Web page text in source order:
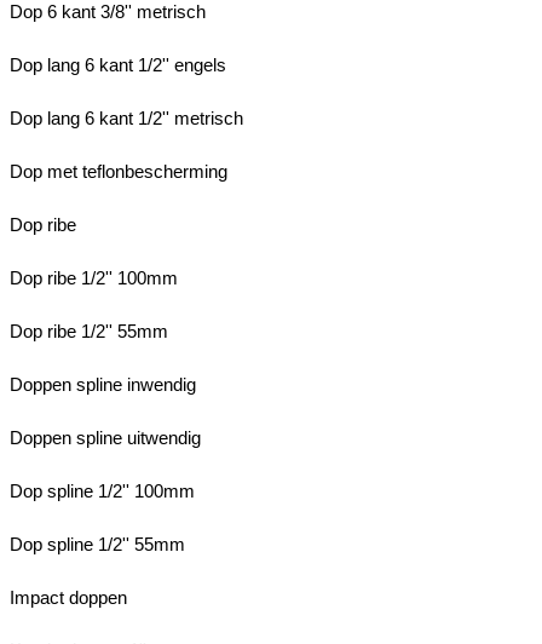
Dop 6 kant 3/8'' metrisch
Dop lang 6 kant 1/2'' engels
Dop lang 6 kant 1/2'' metrisch
Dop met teflonbescherming
Dop ribe
Dop ribe 1/2'' 100mm
Dop ribe 1/2'' 55mm
Doppen spline inwendig
Doppen spline uitwendig
Dop spline 1/2'' 100mm
Dop spline 1/2'' 55mm
Impact doppen